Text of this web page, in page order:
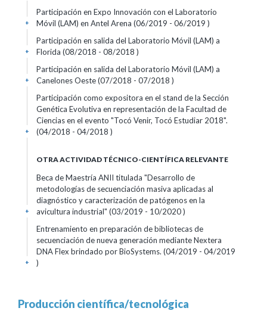
Participación en Expo Innovación con el Laboratorio
Móvil (LAM) en Antel Arena (06/2019 - 06/2019 )
+
Participación en salida del Laboratorio Móvil (LAM) a
Florida (08/2018 - 08/2018 )
+
Participación en salida del Laboratorio Móvil (LAM) a
Canelones Oeste (07/2018 - 07/2018 )
+
Participación como expositora en el stand de la Sección
Genética Evolutiva en representación de la Facultad de
Ciencias en el evento "Tocó Venir, Tocó Estudiar 2018".
(04/2018 - 04/2018 )
+
OTRA ACTIVIDAD TÉCNICO-CIENTÍFICA RELEVANTE
Beca de Maestría ANII titulada "Desarrollo de
metodologías de secuenciación masiva aplicadas al
diagnóstico y caracterización de patógenos en la
avicultura industrial" (03/2019 - 10/2020 )
+
Entrenamiento en preparación de bibliotecas de
secuenciación de nueva generación mediante Nextera
DNA Flex brindado por BioSystems. (04/2019 - 04/2019
)
+
Producción científica/tecnológica